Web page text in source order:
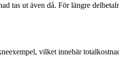
tas ut även då. För längre
vilket innebär